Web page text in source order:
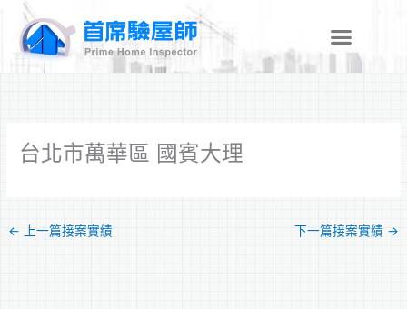
台北市萬華區 國賓大理
← 上一篇接案實績 下一篇接案實績 →